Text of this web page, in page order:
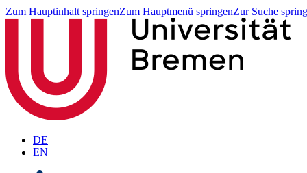
Zum Hauptinhalt springenZum Hauptmenü springenZur Suche
DE
EN